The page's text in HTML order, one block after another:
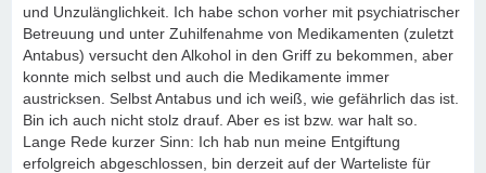
und Unzulänglichkeit. Ich habe schon vorher mit psychiatrischer
Betreuung und unter Zuhilfenahme von Medikamenten (zuletzt
Antabus) versucht den Alkohol in den Griff zu bekommen, aber
konnte mich selbst und auch die Medikamente immer
austricksen. Selbst Antabus und ich weiß, wie gefährlich das ist.
Bin ich auch nicht stolz drauf. Aber es ist bzw. war halt so.
Lange Rede kurzer Sinn: Ich hab nun meine Entgiftung
erfolgreich abgeschlossen, bin derzeit auf der Warteliste für